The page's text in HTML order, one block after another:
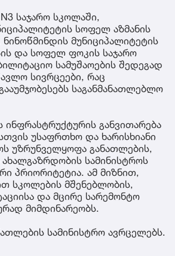
საჯარო სკოლაში,
სოფელ აზმანის
მუნიციპალიტეტის
და სოფელ ფოკის საჯარო
სამუშაოების შედეგად
სივრცეები, რაც
საგანმანათლებლო
ინფრასტრუქტურის განვითარება
უსაფრთხო და ხარისხიანი
უზრუნველყოფა განათლების,
ახალგაზრდობის სამინისტროს
პრიორიტეტია. ამ მიზნით,
სკოლების მშენებლობის,
და მცირე სარემონტო
მიმდინარეობს.
სამინისტრო ავრცელებს.